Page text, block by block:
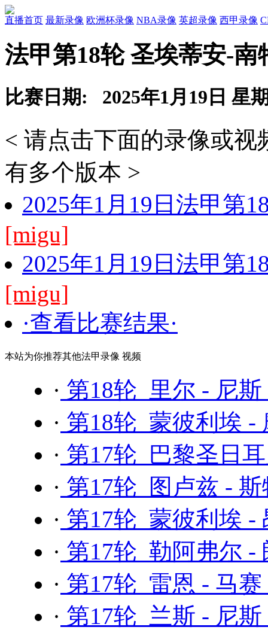
直播首页 最新录像 欧洲杯录像 NBA录像 英超录像 西甲录像
法甲第18轮 圣埃蒂安-
比赛日期: 2025年1月19日 星
< 请点击下面的录像或
有多个版本 >
2025年1月19日法甲第
[migu]
2025年1月19日法甲第
[migu]
·查看比赛结果·
本站为你推荐其他法甲录像 视频
· 第18轮 里尔 - 尼斯
· 第18轮 蒙彼利埃 -
· 第17轮 巴黎圣日
· 第17轮 图卢兹 -
· 第17轮 蒙彼利埃 -
· 第17轮 勒阿弗尔 -
· 第17轮 雷恩 - 马赛
· 第17轮 兰斯 - 尼斯